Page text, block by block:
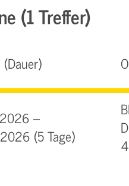
(1 Treffer)
–
(5 Tage)